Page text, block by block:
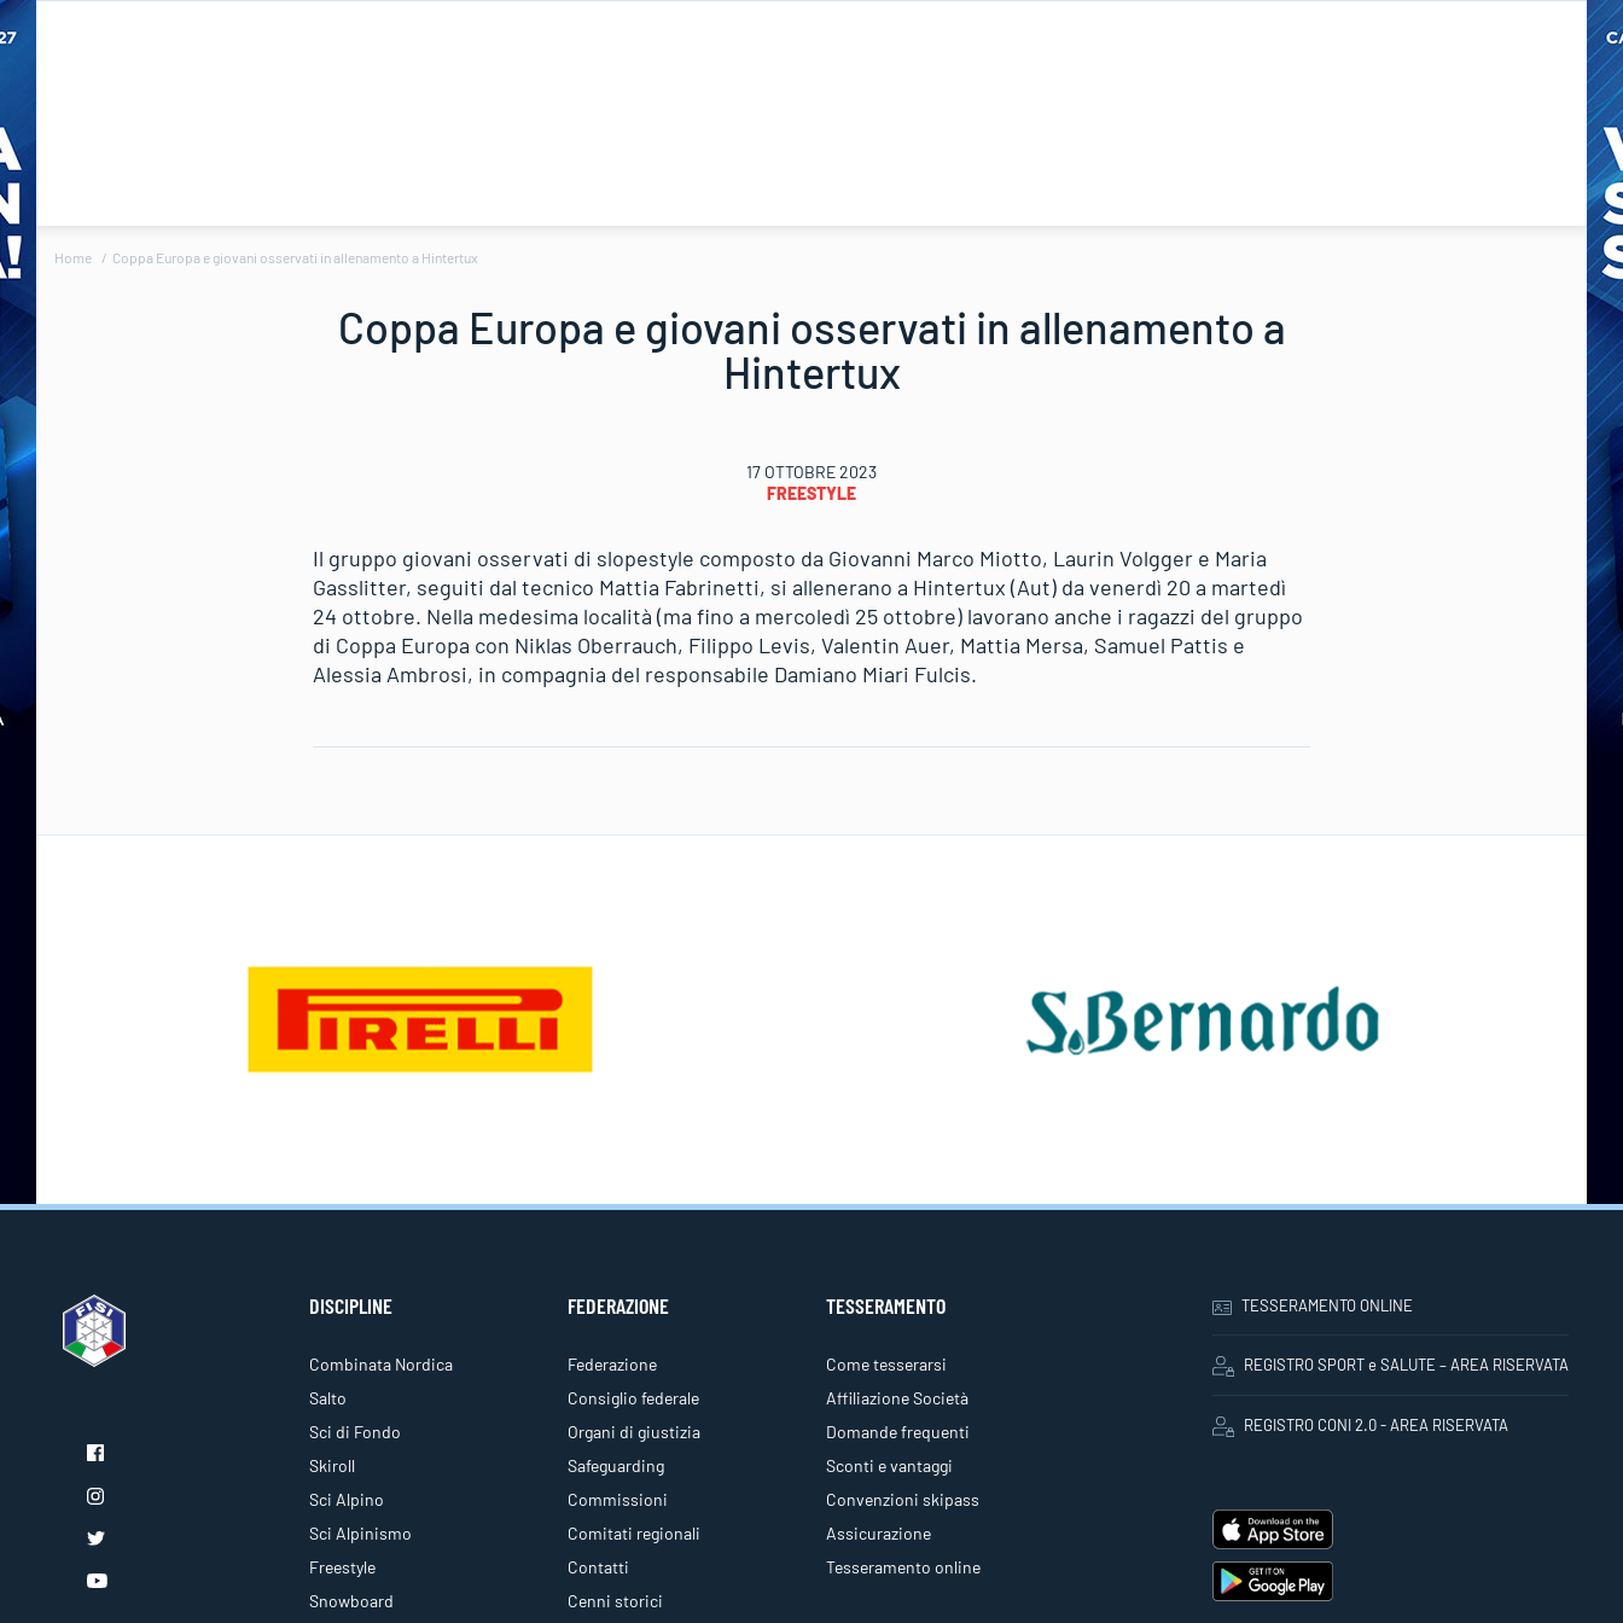
Home Coppa Europa e giovani osservati in allenamento a Hintertux
Coppa Europa e giovani osservati in allenamento a
Hintertux
17 OTTOBRE 2023
FREESTYLE
Il gruppo giovani osservati di slopestyle composto da Giovanni Marco Miotto, Laurin Volgger e Maria
Gasslitter, seguiti dal tecnico Mattia Fabrinetti, si allenerano a Hintertux (Aut) da venerdì 20 a martedì
24 ottobre. Nella medesima località (ma fino a mercoledì 25 ottobre) lavorano anche i ragazzi del gruppo
di Coppa Europa con Niklas Oberrauch, Filippo Levis, Valentin Auer, Mattia Mersa, Samuel Pattis e
Alessia Ambrosi, in compagnia del responsabile Damiano Miari Fulcis.
DISCIPLINE
Combinata Nordica
Salto
Sci di Fondo
Skiroll
Sci Alpino
Sci Alpinismo
Freestyle
Snowboard
FEDERAZIONE
Federazione
Consiglio federale
Organi di giustizia
Safeguarding
Commissioni
Comitati regionali
Contatti
Cenni storici
TESSERAMENTO
Come tesserarsi
Affiliazione Società
Domande frequenti
Sconti e vantaggi
Convenzioni skipass
Assicurazione
Tesseramento online
TESSERAMENTO ONLINE
REGISTRO SPORT e SALUTE – AREA RISERVATA
REGISTRO CONI 2.0 - AREA RISERVATA